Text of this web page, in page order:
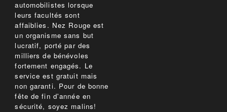
automobilistes lorsque
leurs facultés sont
affaiblies. Nez Rouge est
un organisme sans but
lucratif, porté par des
milliers de bénévoles
fortement engagés. Le
service est gratuit mais
non garanti. Pour de bonne
fête de fin d'année en
sécurité, soyez malins!